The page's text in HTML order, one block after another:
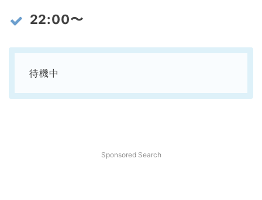
22:00〜
待機中
Sponsored Search